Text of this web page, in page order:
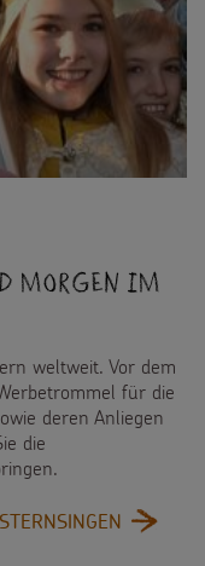
morgen im
weltweit. Vor dem
für die
deren Anliegen
die